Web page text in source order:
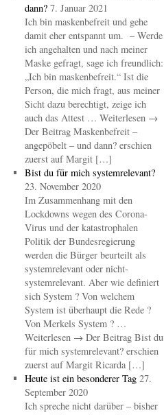
dann? 7. Januar 2021
Ich bin maskenbefreit und gehe
damit eher entspannt um. – Werde
ich angehalten und nach meiner
Maske gefragt, sage ich freundlich:
„Ich bin maskenbefreit.“ Ist die
Person, die mich fragt, aus meiner
Sicht dazu berechtigt, zeige ich
auch das Attest … Weiterlesen →
Der Beitrag Maskenbefreit –
angepöbelt – und dann? erschien
zuerst auf Margit […]
Bist du für mich systemrelevant?
23. November 2020
Im Zusammenhang mit den
Lockdowns wegen des Corona-
Virus und der katastrophalen
Politik der Bundesregierung
werden die Bürger beurteilt als
systemrelevant oder nicht-
systemrelevant. Aber wie definiert
sich System ? Von welchem
System ist überhaupt die Rede ?
Von Merkels System ? …
Weiterlesen → Der Beitrag Bist du
für mich systemrelevant? erschien
zuerst auf Margit Ricarda […]
Heute ist ein besonderer Tag 27.
September 2020
Ich spreche nicht darüber – bisher